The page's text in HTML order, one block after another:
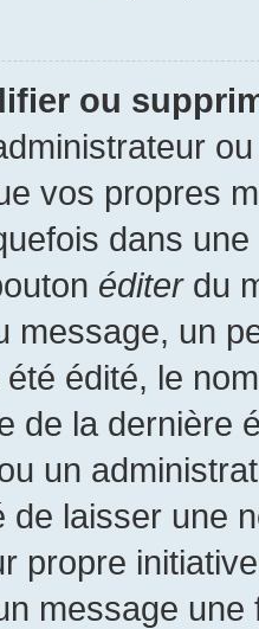
ou
vos propres
dans
éditerdu
message, un
été édité, le
de la dernière
un
de laisser une
propre
message une